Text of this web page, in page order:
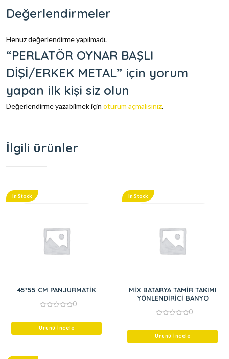
Değerlendirmeler
Henüz değerlendirme yapılmadı.
“PERLATÖR OYNAR BAŞLI
DİŞİ/ERKEK METAL” için yorum
yapan ilk kişi siz olun
Değerlendirme yazabilmek için oturum açmalısınız.
İlgili ürünler
In Stock
45*55 CM PANJURMATİK
of
0
Ürünü İncele
In Stock
MİX BATARYA TAMİR TAKIMI
YÖNLENDİRİCİ BANYO
of
0
Ürünü İncele